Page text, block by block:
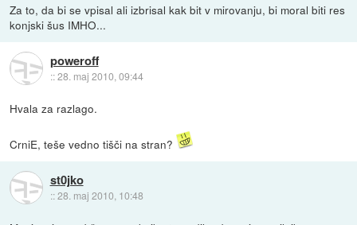
Za to, da bi se vpisal ali izbrisal kak bit v mirovanju, bi moral biti res
konjski šus IMHO...
poweroff
::28. maj 2010, 09:44
Hvala za razlago.
CrniE, teše vedno tišči na stran?
st0jko
::28. maj 2010, 10:48